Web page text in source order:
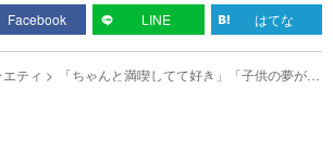
Facebook LINE はてな
ティ 「ちゃんと満喫してて好き」「子供の夢が叶
った！」スケートリンクの氷を溶かすには？